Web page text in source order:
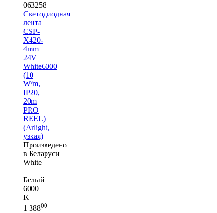
063258
Светодиодная
лента
CSP-
X420-
4mm
24V
White6000
(10
W/m,
IP20,
20m
PRO
REEL)
(Arlight,
узкая)
Произведено
в Беларуси
White
|
Белый
6000
K
1 38800